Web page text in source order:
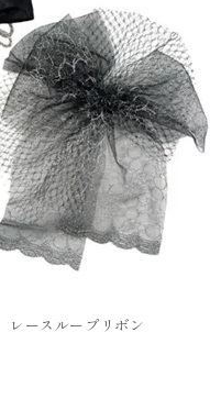
ースループリボン